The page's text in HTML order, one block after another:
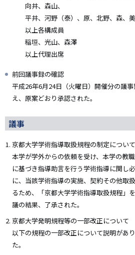
向井、森山、
平井、河野（泰）、原、北野、森、
以上各構成員
稲垣、光山、森澤
以上代理出席
前回議事録の確認
平成26年6月24日（火曜日）開催分の議
え、原案どおり承認された。
議事
京都大学学術指導取扱規程の制定について
本学が学外からの依頼を受け、本学の教
に基づき指導助言を行う学術指導に関し
に、当該学術指導の実施、契約その他取
るため、「京都大学学術指導取扱規程」
議の結果、了承された。
京都大学発明規程等の一部改正について
以下の規程の一部改正について説明があ
た。